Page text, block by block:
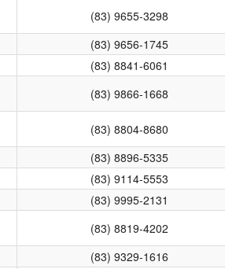
(83) 9655-3298
(83) 9656-1745
(83) 8841-6061
(83) 9866-1668
(83) 8804-8680
(83) 8896-5335
(83) 9114-5553
(83) 9995-2131
(83) 8819-4202
(83) 9329-1616